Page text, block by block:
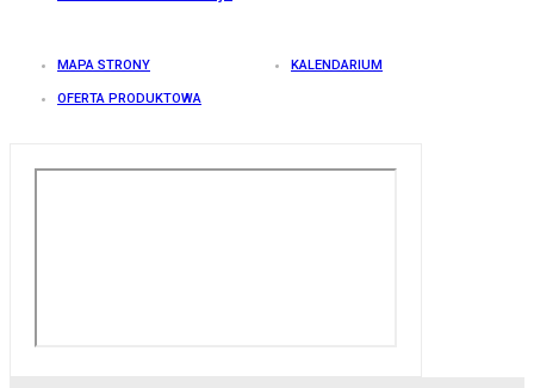
MAPA STRONY KALENDARIUM
OFERTA PRODUKTOWA